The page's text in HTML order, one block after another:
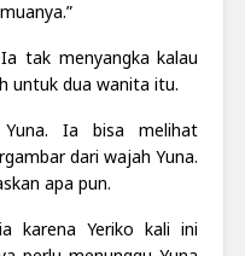
tak menyangka kalau
untuk dua wanita itu.
Ia bisa melihat
dari wajah Yuna.
apa pun.
karena Yeriko kali ini